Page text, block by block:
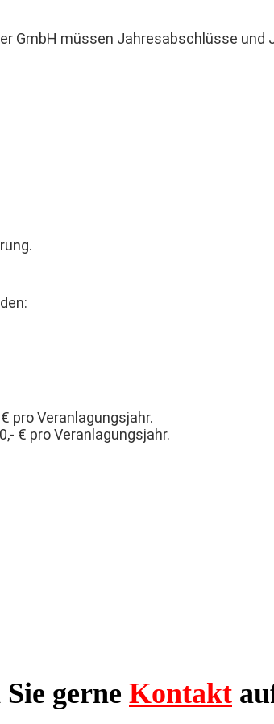
GmbH müssen Jahresabschlüsse
pro Veranlagungsjahr.
€ pro Veranlagungsjahr.
gerne Kontakt